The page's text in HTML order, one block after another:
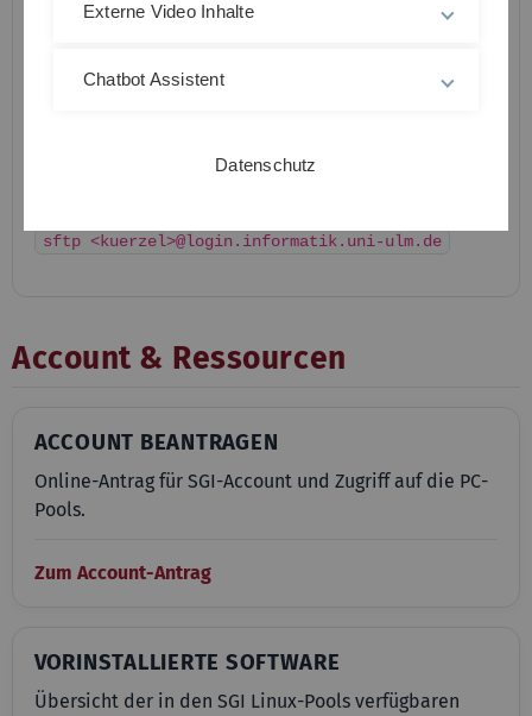
scp datei.txt <kuerzel>@login.informatik.uni-
ulm.de:/home/<kuerzel>/Desktop/ .
sftp <kuerzel>@login.informatik.uni-ulm.de
Account & Ressourcen
ACCOUNT BEANTRAGEN
Online-Antrag für SGI-Account und Zugriff auf die PC-
Pools.
Zum Account-Antrag
VORINSTALLIERTE SOFTWARE
Übersicht der in den SGI Linux-Pools verfügbaren
Externe Video Inhalte
Chatbot Assistent
Datenschutz